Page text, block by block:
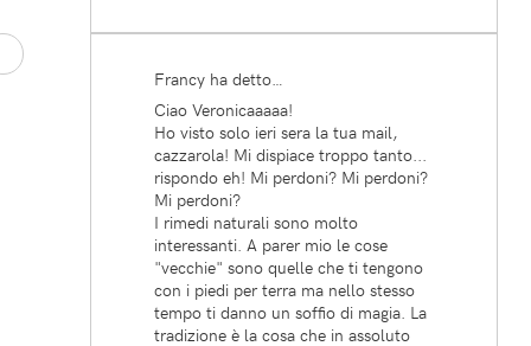
Francy ha detto…
Ciao Veronicaaaaa!
Ho visto solo ieri sera la tua mail,
cazzarola! Mi dispiace troppo tanto...
rispondo eh! Mi perdoni? Mi perdoni?
Mi perdoni?
I rimedi naturali sono molto
interessanti. A parer mio le cose
"vecchie" sono quelle che ti tengono
con i piedi per terra ma nello stesso
tempo ti danno un soffio di magia. La
tradizione è la cosa che in assoluto